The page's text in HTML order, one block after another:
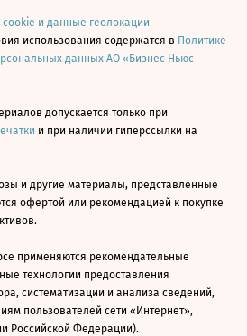
cookie и данные геолокации
использования содержатся в Политике
данных АО «Бизнес Ньюс
допускается только при
и при наличии гиперссылки на
и другие материалы, представленные
офертой или рекомендацией к покупке
применяются рекомендательные
технологии предоставления
систематизации и анализа сведений,
пользователей сети «Интернет»,
Российской Федерации).